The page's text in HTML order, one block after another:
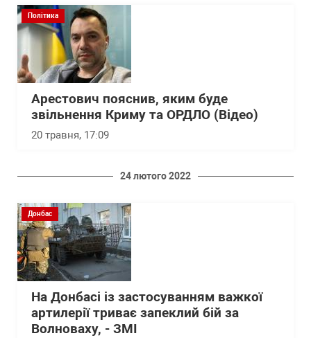
Політика
Арестович пояснив, яким буде
звільнення Криму та ОРДЛО (Відео)
20 травня, 17:09
24 лютого 2022
Донбас
На Донбасі із застосуванням важкої
артилерії триває запеклий бій за
Волноваху, - ЗМІ